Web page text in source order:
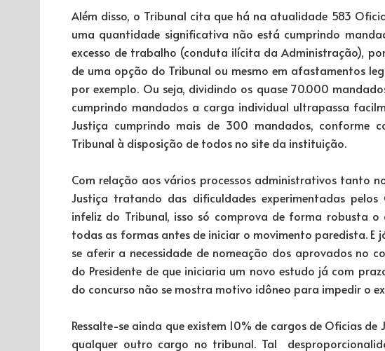
Além disso, o Tribunal cita que há na atualidade 583
uma quantidade significativa não está cumprindo
excesso de trabalho (conduta ilícita da Administração),
de uma opção do Tribunal ou mesmo em afastamentos
por exemplo. Ou seja, dividindo os quase 70.000
cumprindo mandados a carga individual ultrapassa
Justiça cumprindo mais de 300 mandados, conforme
Tribunal à disposição de todos no site da instituição.
Com relação aos vários processos administrativos tanto
Justiça tratando das dificuldades experimentadas
infeliz do Tribunal, isso só comprova de forma robusta
todas as formas antes de iniciar o movimento paredista. E
se aferir a necessidade de nomeação dos aprovados no
do Presidente de que iniciaria um novo estudo já com
do concurso não se mostra motivo idôneo para impedir o
Ressalte-se ainda que existem 10% de cargos de Oficias
qualquer outro cargo no tribunal. Tal